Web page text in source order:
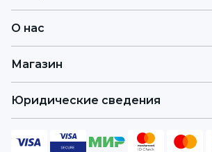
О нас
Магазин
Юридические сведения